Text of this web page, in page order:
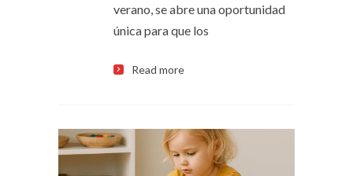
verano, se abre una oportunidad
única para que los
Read more